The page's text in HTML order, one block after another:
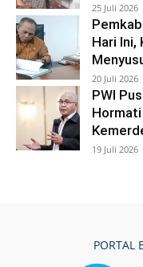
25 Juli 2026
Hari Ini,
20 Juli 2026
PWI
19 Juli 2026
PORTAL